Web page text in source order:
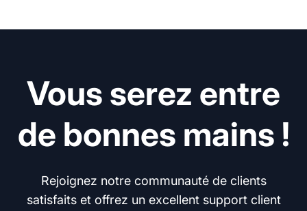
Vous serez entre
de bonnes mains !
Rejoignez notre communauté de clients
satisfaits et offrez un excellent support client